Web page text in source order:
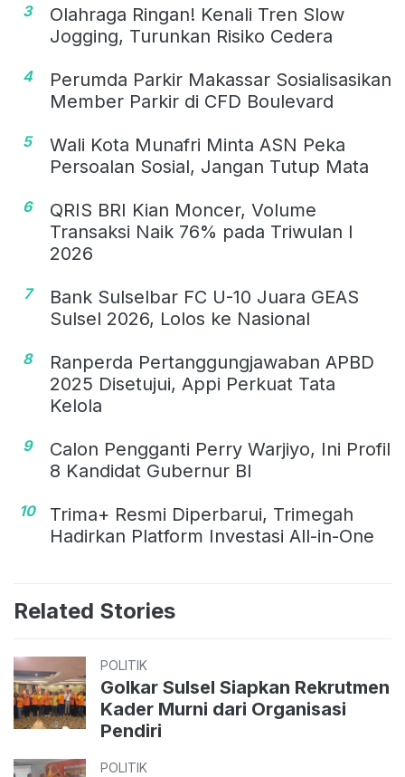
3
Olahraga Ringan! Kenali Tren Slow
Jogging, Turunkan Risiko Cedera
4
Perumda Parkir Makassar Sosialisasikan
Member Parkir di CFD Boulevard
5
Wali Kota Munafri Minta ASN Peka
Persoalan Sosial, Jangan Tutup Mata
6
QRIS BRI Kian Moncer, Volume
Transaksi Naik 76% pada Triwulan I
2026
7
Bank Sulselbar FC U-10 Juara GEAS
Sulsel 2026, Lolos ke Nasional
8
Ranperda Pertanggungjawaban APBD
2025 Disetujui, Appi Perkuat Tata
Kelola
9
Calon Pengganti Perry Warjiyo, Ini Profil
8 Kandidat Gubernur BI
10
Trima+ Resmi Diperbarui, Trimegah
Hadirkan Platform Investasi All-in-One
Related Stories
POLITIK
Golkar Sulsel Siapkan Rekrutmen
Kader Murni dari Organisasi
Pendiri
POLITIK